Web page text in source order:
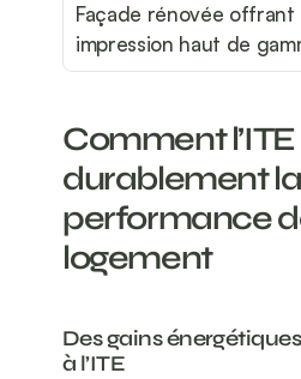
Façade rénovée offrant
impression haut de
Comment
durablement la
performance
logement
Des gains
à l’ITE